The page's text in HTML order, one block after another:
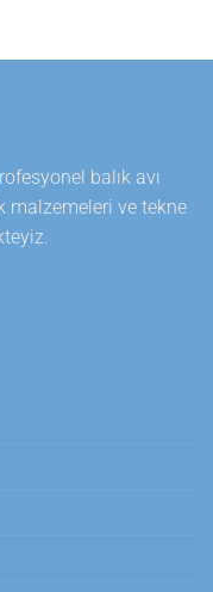
balık avı
malzemeleri ve tekne